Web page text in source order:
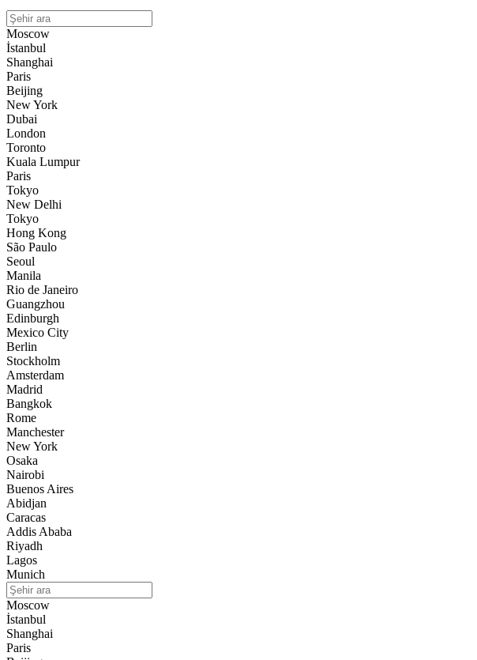
Moscow
İstanbul
Shanghai
Paris
Beijing
New York
Dubai
London
Toronto
Kuala Lumpur
Paris
Tokyo
New Delhi
Tokyo
Hong Kong
São Paulo
Seoul
Manila
Rio de Janeiro
Guangzhou
Edinburgh
Mexico City
Berlin
Stockholm
Amsterdam
Madrid
Bangkok
Rome
Manchester
New York
Osaka
Nairobi
Buenos Aires
Abidjan
Caracas
Addis Ababa
Riyadh
Lagos
Munich
Moscow
İstanbul
Shanghai
Paris